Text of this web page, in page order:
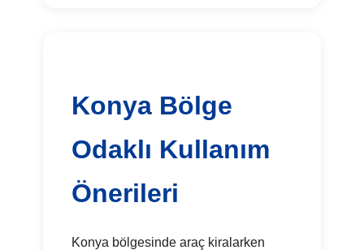
Konya Bölge
Odaklı Kullanım
Önerileri
Konya bölgesinde araç kiralarken